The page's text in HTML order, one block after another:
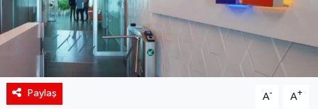
Paylaş A- A+
Teknoloji
Yaşam